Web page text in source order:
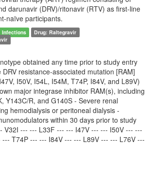
darunavir (DRV)/ritonavir (RTV) as first-line
naïve participants.
Infections
Drug: Raltegravir
obtained any time prior to study entry
resistance-associated mutation [RAM]
I50V, I54L, I54M, T74P, I84V, and L89V)
major integrase inhibitor RAM(s), including
Y143C/R, and G140S - Severe renal
hemodialysis or peritoneal dialysis -
within 30 days prior to study
V32I --- --- L33F --- --- I47V --- --- I50V --- ---
T74P --- --- I84V --- --- L89V --- --- L76V ---